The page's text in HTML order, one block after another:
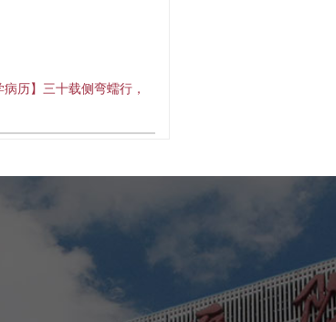
病历】三十载侧弯蠕行，